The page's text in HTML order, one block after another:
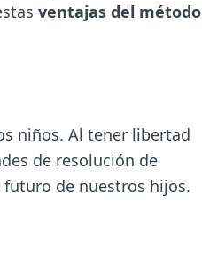
ventajas del método
niños. Al tener libertad
de resolución de
futuro de nuestros hijos.